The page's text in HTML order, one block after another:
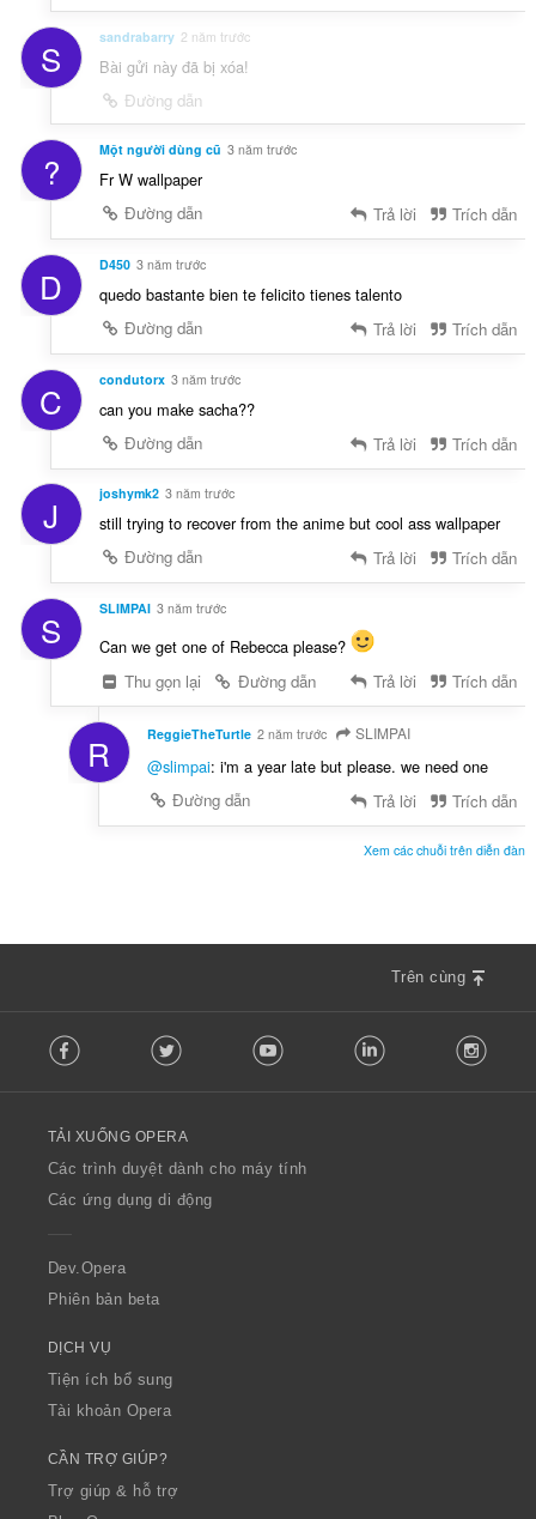
S sandrabarry 2 năm trước
Bài gửi này đã bị xóa!
Đường dẫn
? Một người dùng cũ 3 năm trước
Fr W wallpaper
Đường dẫn
Trả lời Trích dẫn
D D450 3 năm trước
quedo bastante bien te felicito tienes talento
Đường dẫn
Trả lời Trích dẫn
C condutorx 3 năm trước
can you make sacha??
Đường dẫn
Trả lời Trích dẫn
J joshymk2 3 năm trước
still trying to recover from the anime but cool ass wallpaper
Đường dẫn
Trả lời Trích dẫn
S SLIMPAI 3 năm trước
Can we get one of Rebecca please?
Thu gọn lại
Đường dẫn Trả lời Trích dẫn
R ReggieTheTurtle 2 năm trước SLIMPAI
@slimpai: i'm a year late but please. we need one
Đường dẫn
Trả lời Trích dẫn
Xem các chuỗi trên diễn đàn
Trên cùng
o
w
O
p
a
Facebook Twitter Youtube LinkedIn
TẢI XUỐNG OPERA
Các trình duyệt dành cho máy tính
Các ứng dụng di động
Dev.Opera
Phiên bản beta
DỊCH VỤ
Tiện ích bổ sung
Tài khoản Opera
CẦN TRỢ GIÚP?
Trợ giúp & hỗ trợ